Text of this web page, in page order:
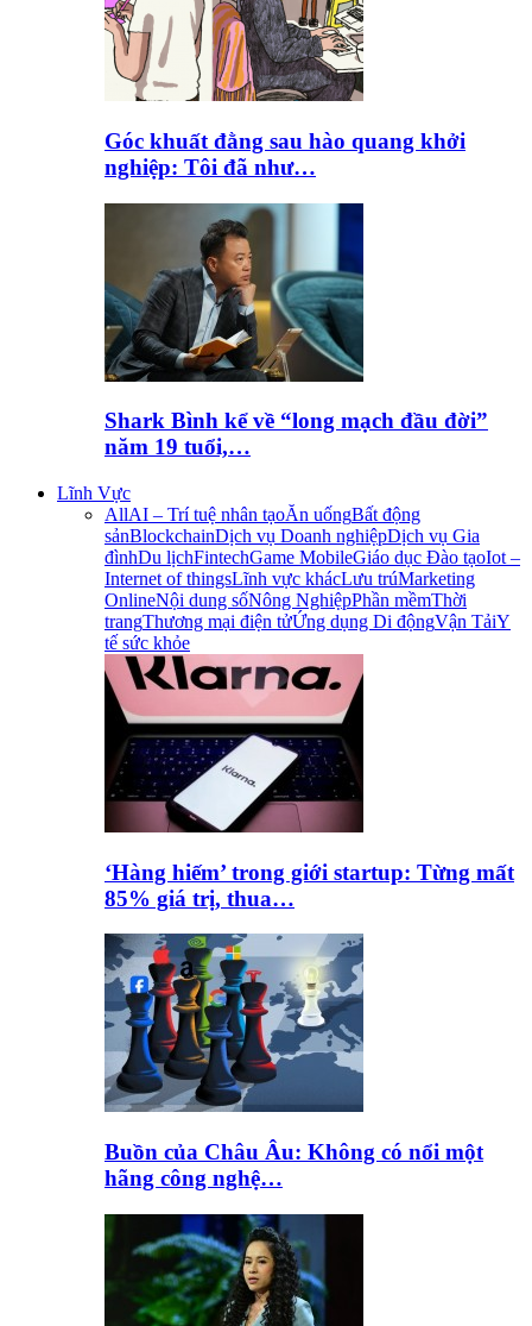
Góc khuất đằng sau hào quang khởi
nghiệp: Tôi đã như…
Shark Bình kể về “long mạch đầu đời”
năm 19 tuổi,…
Lĩnh Vực
AllAI – Trí tuệ nhân tạoĂn uốngBất động
sảnBlockchainDịch vụ Doanh nghiệpDịch vụ Gia
đìnhDu lịchFintechGame MobileGiáo dục Đào tạoIot –
Internet of thingsLĩnh vực khácLưu trúMarketing
OnlineNội dung sốNông NghiệpPhần mềmThời
trangThương mại điện tửỨng dụng Di độngVận TảiY
tế sức khỏe
‘Hàng hiếm’ trong giới startup: Từng mất
85% giá trị, thua…
Buồn của Châu Âu: Không có nổi một
hãng công nghệ…